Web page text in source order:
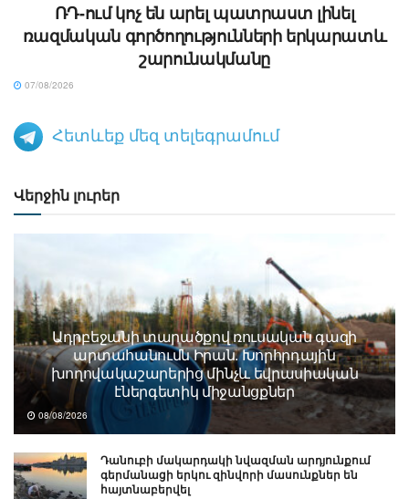
ՌԴ-ում կոչ են արել պատրաստ լինել
ռազմական գործողությունների երկարատև
շարունակմանը
07/08/2026
Հետևեք մեզ տելեգրամում
Վերջին լուրեր
Ադրբեջանի տարածքով ռուսական գազի
արտահանումն Իրան. Խորհրդային
խողովակաշարերից մինչև եվրասիական
էներգետիկ միջանցքներ
08/08/2026
Դանուբի մակարդակի նվազման արդյունքում
գերմանացի երկու զինվորի մասունքներ են
հայտնաբերվել